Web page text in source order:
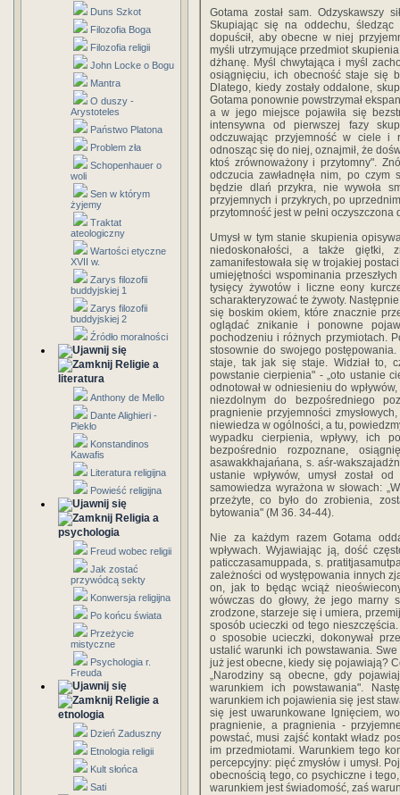
Duns Szkot
Filozofia Boga
Filozofia religii
John Locke o Bogu
Mantra
O duszy -
Arystoteles
Państwo Platona
Problem zła
Schopenhauer o
woli
Sen w którym
żyjemy
Traktat
ateologiczny
Wartości etyczne
XVII w.
Zarys filozofii
buddyjskiej 1
Zarys filozofii
buddyjskiej 2
Źródło moralności
Religie a
literatura
Anthony de Mello
Dante Alighieri -
Piekło
Konstandinos
Kawafis
Literatura religijna
Powieść religijna
Religia a
psychologia
Freud wobec religii
Jak zostać
przywódcą sekty
Konwersja religijna
Po końcu świata
Przeżycie
mistyczne
Psychologia r.
Freuda
Religie a
etnologia
Dzień Zaduszny
Etnologia religii
Kult słońca
Sati
Gotama został sam. Odzyskawszy
Skupiając się na oddechu, śledząc
dopuścił, aby obecne w niej
myśli utrzymujące przedmiot
dżhanę. Myśl chwytająca i myśl
osiągnięciu, ich obecność staje się
Dlatego, kiedy zostały oddalone,
Gotama ponownie powstrzymał
a w jego miejsce pojawiła się
intensywna od pierwszej fazy
odczuwając przyjemność w ciele i
odnosząc się do niej, oznajmił, że
ktoś zrównoważony i przytomny".
odczucia zawładnęła nim, po
będzie dlań przykra, nie wywoła
przyjemnych i przykrych, po
przytomność jest w pełni
Umysł w tym stanie skupienia
niedoskonałości, a także giętki,
zamanifestowała się w trojakiej
umiejętności wspominania
tysięcy żywotów i liczne eony
scharakteryzować te żywoty.
się boskim okiem, które znacznie
oglądać znikanie i ponowne
pochodzeniu i różnych przymiotach.
stosownie do swojego
staje, tak jak się staje. Widział to,
powstanie cierpienia" - „oto ustanie
odnotował w odniesieniu do
niezdolnym do bezpośredniego
pragnienie przyjemności
niewiedza w ogólności, a tu,
wypadku cierpienia, wpływy, ich
bezpośrednio rozpoznane,
asawakkhajańana, s. aśr-
ustanie wpływów, umysł został
samowiedza wyrażona w słowach:
przeżyte, co było do zrobienia,
bytowania" (M 36. 34-44).
Nie za każdym razem Gotama
wpływach. Wyjawiając ją, dość
paticczasamuppada, s.
zależności od występowania innych
on, jak to będąc wciąż
wówczas do głowy, że jego marny
zrodzone, starzeje się i umiera,
sposób ucieczki od tego
o sposobie ucieczki, dokonywał
ustalić warunki ich powstawania.
już jest obecne, kiedy się pojawiają?
„Narodziny są obecne, gdy
warunkiem ich powstawania".
warunkiem ich pojawienia się jest
się jest uwarunkowane lgnięciem,
pragnienie, a pragnienia -
powstać, musi zajść kontakt władz
im przedmiotami. Warunkiem tego
percepcyjny: pięć zmysłów i umysł.
obecnością tego, co psychiczne i
warunkiem jest świadomość, zaś